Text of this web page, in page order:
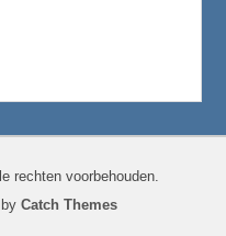
rechten voorbehouden.
Catch Themes